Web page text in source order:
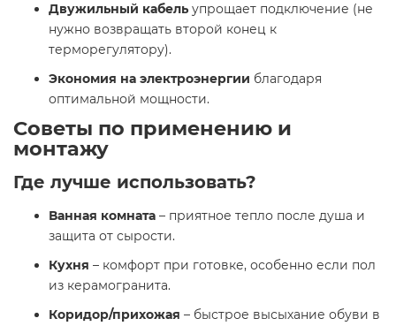
Двужильный кабель упрощает подключение (не
нужно возвращать второй конец к
терморегулятору).
Экономия на электроэнергии благодаря
оптимальной мощности.
Советы по применению и
монтажу
Где лучше использовать?
Ванная комната – приятное тепло после душа и
защита от сырости.
Кухня – комфорт при готовке, особенно если пол
из керамогранита.
Коридор/прихожая – быстрое высыхание обуви в